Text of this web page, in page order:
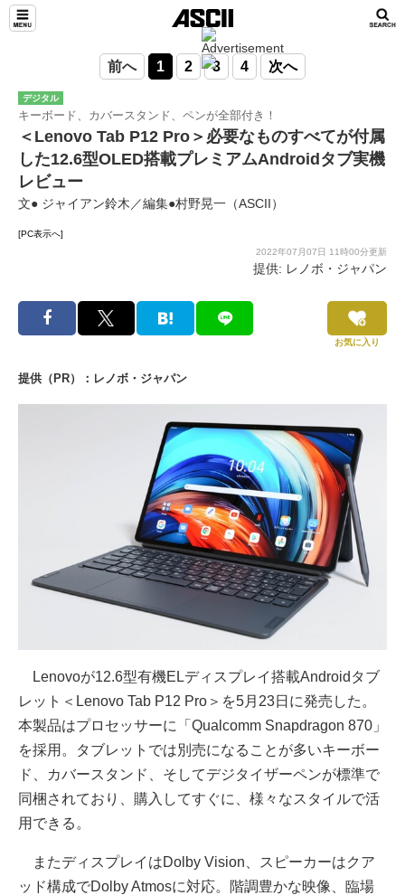
前へ 1 2 3 4 次へ
デジタル
キーボード、カバースタンド、ペンが全部付き！
＜Lenovo Tab P12 Pro＞必要なものすべてが付属
した12.6型OLED搭載プレミアムAndroidタブ実機
レビュー
文● ジャイアン鈴木／編集●村野晃一（ASCII）
[PC表示へ]
2022年07月07日 11時00分更新
提供: レノボ・ジャパン
お気に入り
提供（PR）：レノボ・ジャパン
Lenovoが12.6型有機ELディスプレイ搭載Androidタブ
レット＜Lenovo Tab P12 Pro＞を5月23日に発売した。
本製品はプロセッサーに「Qualcomm Snapdragon 870」
を採用。タブレットでは別売になることが多いキーボー
ド、カバースタンド、そしてデジタイザーペンが標準で
同梱されており、購入してすぐに、様々なスタイルで活
用できる。
またディスプレイはDolby Vision、スピーカーはクア
ッド構成でDolby Atmosに対応。階調豊かな映像、臨場